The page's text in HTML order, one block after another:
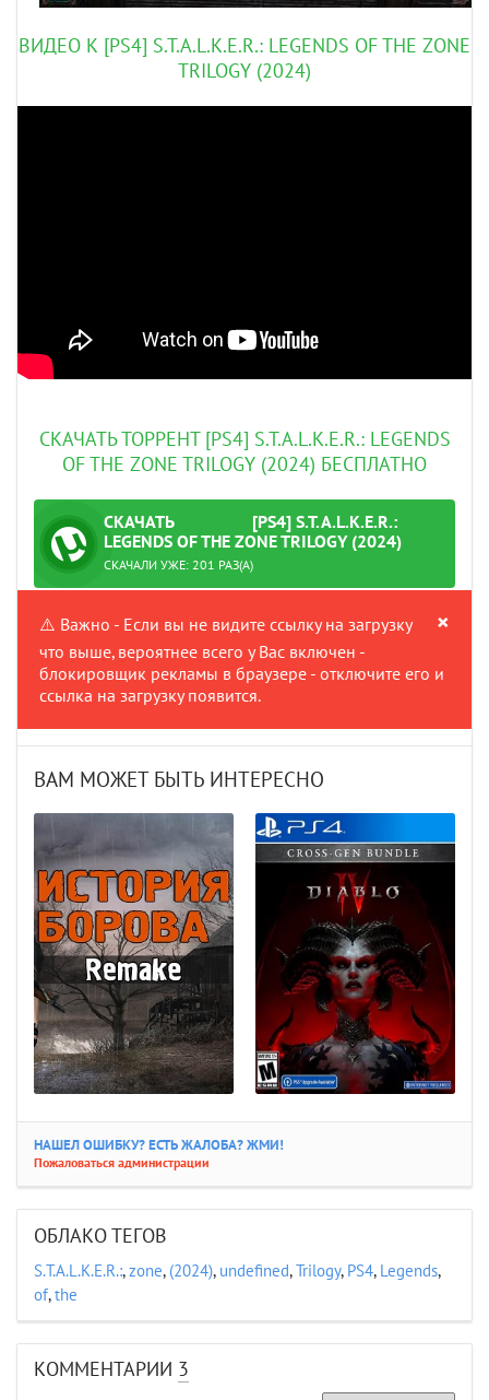
ВИДЕО К [PS4] S.T.A.L.K.E.R.: LEGENDS OF THE ZONE
TRILOGY (2024)
СКАЧАТЬ ТОРРЕНТ [PS4] S.T.A.L.K.E.R.: LEGENDS
OF THE ZONE TRILOGY (2024) БЕСПЛАТНО
СКАЧАТЬ
ТОРРЕНТ
[PS4] S.T.A.L.K.E.R.:
LEGENDS OF THE ZONE TRILOGY (2024)
ПРОВЕРЕНО СКАЧАЛИ УЖЕ: 201 РАЗ(А)
×
⚠️ Важно - Если вы не видите ссылку на загрузку
что выше, вероятнее всего у Вас включен -
блокировщик рекламы в браузере - отключите его и
ссылка на загрузку появится.
ВАМ МОЖЕТ БЫТЬ ИНТЕРЕСНО
НАШЕЛ ОШИБКУ? ЕСТЬ ЖАЛОБА? ЖМИ!
Пожаловаться администрации
ОБЛАКО ТЕГОВ
S.T.A.L.K.E.R.:,zone, (2024), undefined,Trilogy, PS4, Legends,
of,the
КОММЕНТАРИИ 3